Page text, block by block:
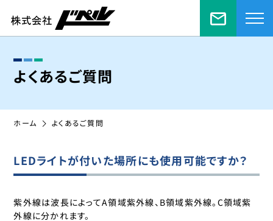
よくあるご質問
ホーム よくあるご質問
LEDライトが付いた場所にも使用可能ですか？
紫外線は波長によってA領域紫外線、B領域紫外線。C領域紫
外線に分かれます。